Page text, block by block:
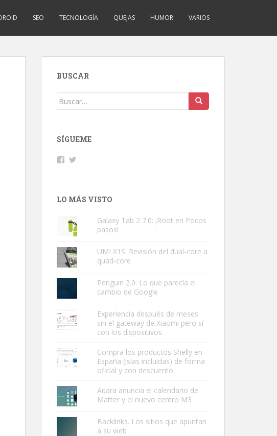
SEO TECNOLOGÍA QUEJAS HUMOR VARIOS
BUSCAR
Buscar:
SÍGUEME
Facebook
LO MÁS VISTO
Galaxy Tab 2 7.0: ¡Root en Pocos
pasos!
UMI X1S: Revisión del dual-core a
quad-core
Penguin 2.0: Lo que parecía el
cambio de Google
Experiencia después de meses
sin el gateway de Xiaomi pero sí
con los dispositivos
Compra los productos Shelly en
España (islas incluidas) de forma
oficial y con descuento
Aqara anuncia el calendario de
Matter y el nuevo centro M3
Backlinks. Los sitios que apuntan
a su web